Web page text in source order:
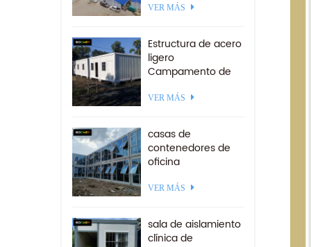
trabajo
venta
VER MÁS
Estructura de acero
ligero
Campamento de
desmontables 20
VER MÁS
casas de
contenedores de
oficina
paquete de
ensamblado rápido
VER MÁS
sala de aislamiento
clínica de